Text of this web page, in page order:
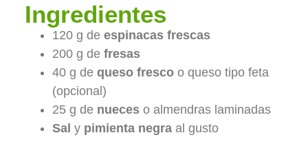
Ingredientes
120 g de espinacas frescas
200 g de fresas
40 g de queso frescoo queso tipo feta
(opcional)
25 g de nueceso almendras laminadas
Sal y pimienta negraal gusto